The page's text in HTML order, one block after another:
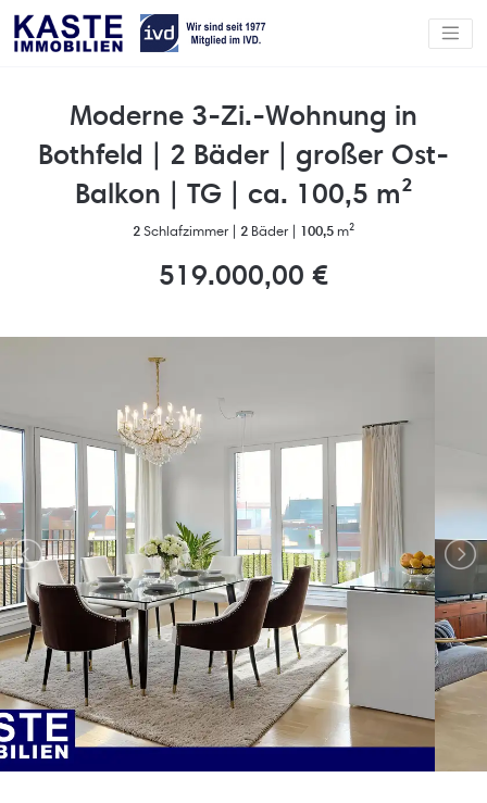
Moderne 3-Zi.-Wohnung in
Bothfeld | 2 Bäder | großer Ost-
Balkon | TG | ca. 100,5 m²
2Schlafzimmer | 2 Bäder | 100,5 m²
519.000,00 €